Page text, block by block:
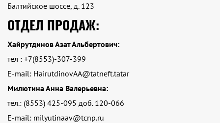
Балтийское шоссе, д. 123
ОТДЕЛ ПРОДАЖ:
Хайрутдинов Азат Альбертович:
тел : +7(8553)-307-399
E-mail: HairutdinovAA@tatneft.tatar
Милютина Анна Валерьевна:
тел.: (8553) 425-095 доб. 120-066
E-mail: milyutinaav@tcnp.ru